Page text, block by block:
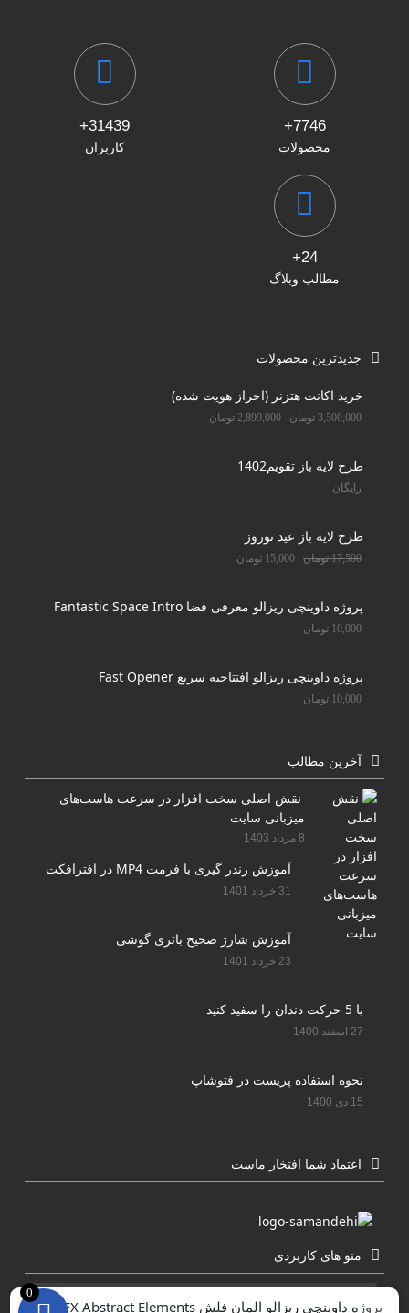
7746+
محصولات
31439+
کاربران
24+
مطالب وبلاگ
جدیدترین محصولات
خرید اکانت هتزنر (احراز هویت شده)
3,500,000 تومان 2,899,000 تومان
طرح لایه باز تقویم1402
رایگان
طرح لایه باز عید نوروز
17,500 تومان 15,000 تومان
پروژه داوینچی ریزالو معرفی فضا Fantastic Space Intro
10,000 تومان
پروژه داوینچی ریزالو افتتاحیه سریع Fast Opener
10,000 تومان
آخرین مطالب
نقش اصلی سخت افزار در سرعت هاست‌های
میزبانی سایت
8 مرداد 1403
آموزش رندر گیری با فرمت MP4 در افترافکت
31 خرداد 1401
آموزش شارژ صحیح باتری گوشی
23 خرداد 1401
با 5 حرکت دندان را سفید کنید
27 اسفند 1400
نحوه استفاده پریست در فتوشاپ
15 دی 1400
اعتماد شما افتخار ماست
منو های کاربردی
0
پروژه داوینچی ریزالو المان فلش Flash FX Abstract Elements